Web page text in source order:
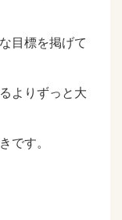
目標を掲げて
よりずっと大
です。